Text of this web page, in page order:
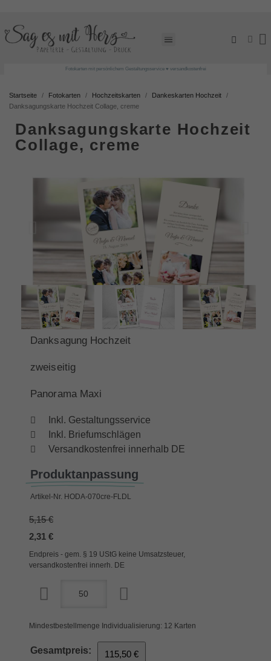
Fotokarten mit persönlichem Gestaltungsservice ♥ versandkostenfrei
Startseite Fotokarten Hochzeitskarten
Dankeskarten Hochzeit
Danksagungskarte Hochzeit Collage, creme
Danksagungskarte Hochzeit
Collage, creme
Danksagung Hochzeit
zweiseitig
Panorama Maxi
Inkl. Gestaltungsservice
Inkl. Briefumschlägen
Versandkostenfrei innerhalb DE
Produktanpassung
Artikel-Nr. HODA-070cre-FLDL
5,15 €
2,31 €
Endpreis - gem. § 19 UStG keine Umsatzsteuer,
versandkostenfrei innerh. DE
Mindestbestellmenge Individualisierung: 12 Karten
Gesamtpreis: 115,50 €